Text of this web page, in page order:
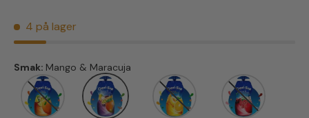
4 på lager
Smak: Mango & Maracuja
Multivitamin Mango & MaracujaOrange & PeachKirsche &